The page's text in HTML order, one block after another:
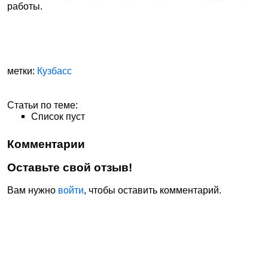
работы.
метки: Кузбасс
Статьи по теме:
Список пуст
Комментарии
Оставьте свой отзыв!
Вам нужно войти, чтобы оставить комментарий.